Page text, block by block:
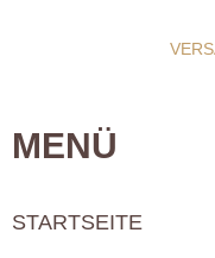
MENÜ
STARTSEITE